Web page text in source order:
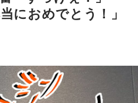
におめでとう！」